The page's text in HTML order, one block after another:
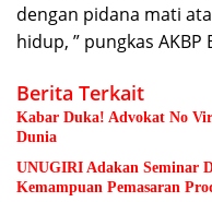
dengan pidana mati
hidup, ” pungkas AKBP
Berita Terkait
Kabar Duka! Advokat No
Dunia
UNUGIRI Adakan Seminar
Kemampuan Pemasaran